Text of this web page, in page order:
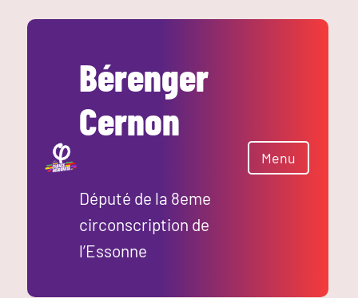
Bérenger
Cernon
Député de la 8eme
circonscription de
l’Essonne
Menu